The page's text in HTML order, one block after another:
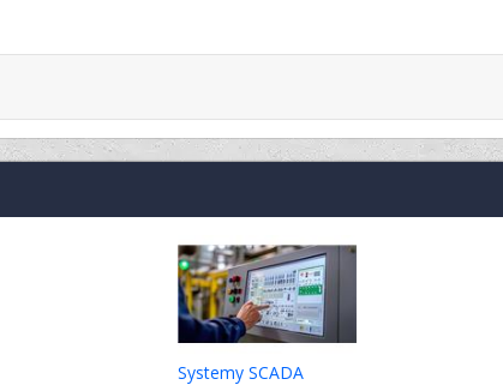
Systemy SCADA